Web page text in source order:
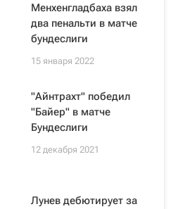
Менхенгладбаха взял
два пенальти в матче
бундеслиги
15 января 2022
"Айнтрахт" победил
"Байер" в матче
Бундеслиги
12 декабря 2021
Лунев дебютирует за